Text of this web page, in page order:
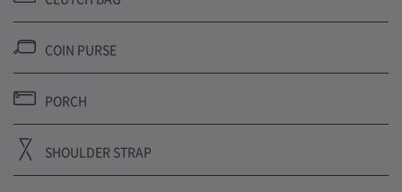
COIN PURSE
PORCH
SHOULDER STRAP